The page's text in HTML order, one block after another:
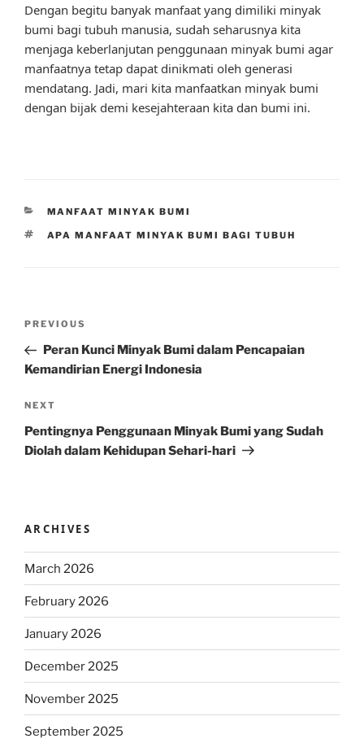
Dengan begitu banyak manfaat yang dimiliki minyak
bumi bagi tubuh manusia, sudah seharusnya kita
menjaga keberlanjutan penggunaan minyak bumi agar
manfaatnya tetap dapat dinikmati oleh generasi
mendatang. Jadi, mari kita manfaatkan minyak bumi
dengan bijak demi kesejahteraan kita dan bumi ini.
CATEGORIES
MANFAAT MINYAK BUMI
TAGS
APA MANFAAT MINYAK BUMI BAGI TUBUH
Previous
Post
PREVIOUS
Peran Kunci Minyak Bumi dalam Pencapaian
Kemandirian Energi Indonesia
Next
Post
NEXT
Pentingnya Penggunaan Minyak Bumi yang Sudah
Diolah dalam Kehidupan Sehari-hari
ARCHIVES
March 2026
February 2026
January 2026
December 2025
November 2025
September 2025